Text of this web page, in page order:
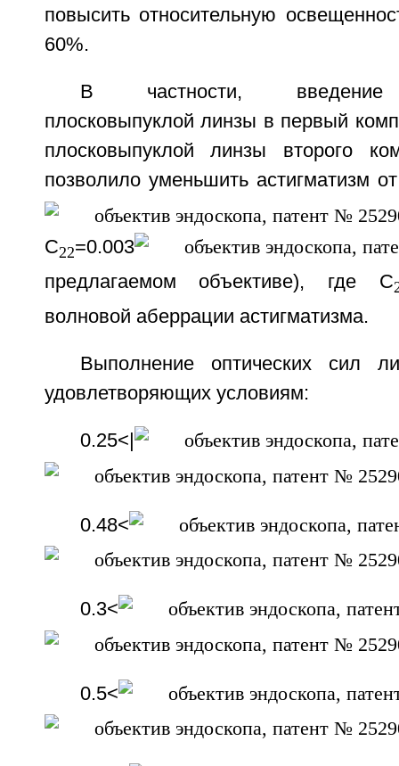
повысить относительную
60%.
В частности, введение
плосковыпуклой линзы в первый
плосковыпуклой линзы второго
позволило уменьшить астигматизм
C22=0.003
предлагаемом объективе), где C
волновой аберрации астигматизма.
Выполнение оптических сил
удовлетворяющих условиям:
0.25<|
0.48<
0.3<
0.5<